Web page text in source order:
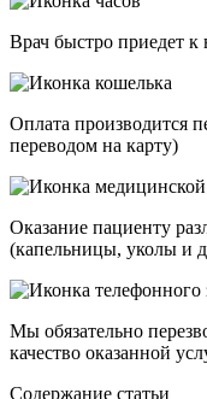
Врач быстро приедет
Оплата производится
переводом на карту)
Оказание пациенту
(капельницы, уколы и
Мы обязательно
качество оказанной
Cодержание статьи